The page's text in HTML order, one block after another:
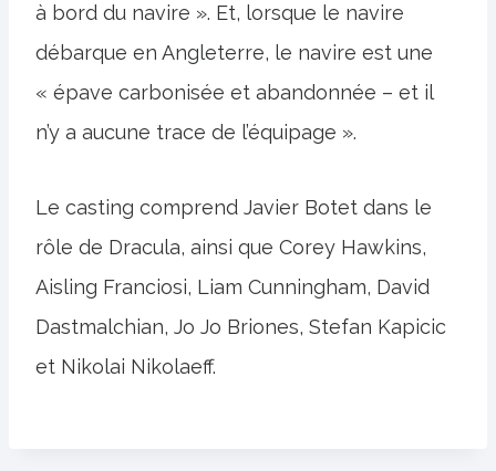
à bord du navire ». Et, lorsque le navire
débarque en Angleterre, le navire est une
« épave carbonisée et abandonnée – et il
n’y a aucune trace de l’équipage ».
Le casting comprend Javier Botet dans le
rôle de Dracula, ainsi que Corey Hawkins,
Aisling Franciosi, Liam Cunningham, David
Dastmalchian, Jo Jo Briones, Stefan Kapicic
et Nikolai Nikolaeff.